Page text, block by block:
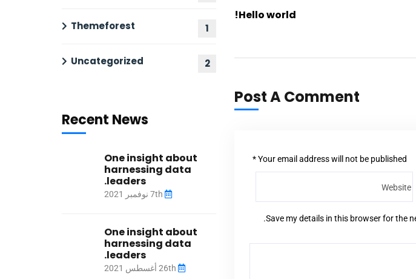
Hello world!
Post A Comment
Your email address will not be published *
Save my details in this browser for the
Themeforest 1
Uncategorized 2
Recent News
One insight about
harnessing data
leaders.
One insight about
harnessing data
leaders.